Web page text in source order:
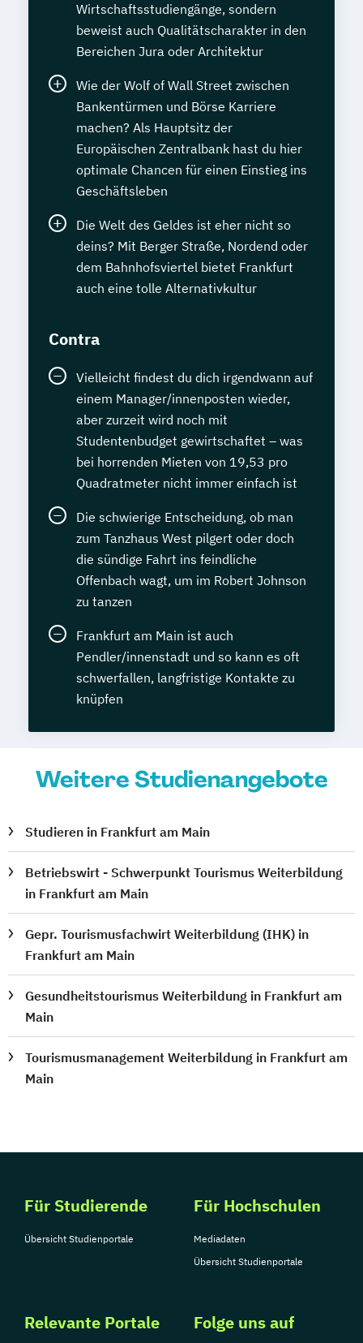
Wirtschaftsstudiengänge, sondern
beweist auch Qualitätscharakter in den
Bereichen Jura oder Architektur
Wie der Wolf of Wall Street zwischen
Bankentürmen und Börse Karriere
machen? Als Hauptsitz der
Europäischen Zentralbank hast du hier
optimale Chancen für einen Einstieg ins
Geschäftsleben
Die Welt des Geldes ist eher nicht so
deins? Mit Berger Straße, Nordend oder
dem Bahnhofsviertel bietet Frankfurt
auch eine tolle Alternativkultur
Contra
Vielleicht findest du dich irgendwann auf
einem Manager/innenposten wieder,
aber zurzeit wird noch mit
Studentenbudget gewirtschaftet – was
bei horrenden Mieten von 19,53 pro
Quadratmeter nicht immer einfach ist
Die schwierige Entscheidung, ob man
zum Tanzhaus West pilgert oder doch
die sündige Fahrt ins feindliche
Offenbach wagt, um im Robert Johnson
zu tanzen
Frankfurt am Main ist auch
Pendler/innenstadt und so kann es oft
schwerfallen, langfristige Kontakte zu
knüpfen
Weitere Studienangebote
Studieren in Frankfurt am Main
Betriebswirt - Schwerpunkt Tourismus Weiterbildung
in Frankfurt am Main
Gepr. Tourismusfachwirt Weiterbildung (IHK) in
Frankfurt am Main
Gesundheitstourismus Weiterbildung in Frankfurt am
Main
Tourismusmanagement Weiterbildung in Frankfurt am
Main
Für Studierende
Übersicht Studienportale
Für Hochschulen
Mediadaten
Übersicht Studienportale
Relevante Portale Folge uns auf